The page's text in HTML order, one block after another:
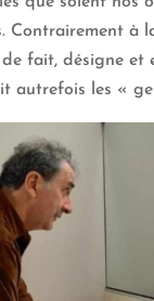
Contrairement à
fait, désigne et
autrefois les «